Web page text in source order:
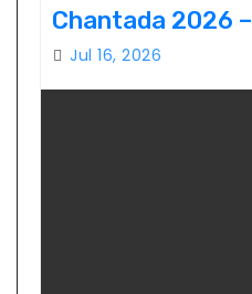
Chantada 2026
Jul 16, 2026